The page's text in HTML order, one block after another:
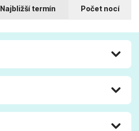
Najbližší termín Počet nocí